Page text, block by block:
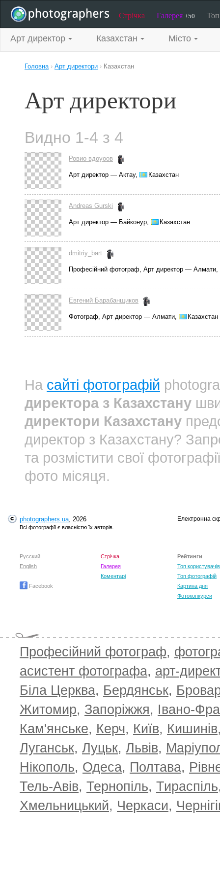
Стрічка Галерея +50
Арт директор Казахстан Місто
Головна› Арт директори › Казахстан
Арт директори
Видно 1-4 з 4
Ровио вдоуоов
Арт директор — Актау, Казахстан
Andreas Gurski
Арт директор — Байконур, Казахстан
dmitriy_bart
Професійний фотограф, Арт директор — Алмати,
Евгений Барабанщиков
Фотограф, Арт директор — Алмати, Казахстан
На сайті фотографій
директора з Казахстану
директори Казахстану
директор з Казахстану?
та розмістити свої
фото місяця.
photographers.ua, 2026
Всі фотографії є власністю їх авторів.
Електронна
Русский
English
Facebook
Стрічка
Галерея
Коментарі
Рейтинги
Топ користувачів
Топ фотографій
Картина дня
Фотоконкурси
Професійний фотограф,
асистент фотографа, арт-
Біла Церква, Бердянськ,
Житомир, Запоріжжя, Івано-
Кам'янське, Керч, Київ, Кишинів
Луганськ, Луцьк, Львів,
Нікополь, Одеса, Полтава,
Тель-Авів, Тернопіль, Тираспіль
Хмельницький, Черкаси,